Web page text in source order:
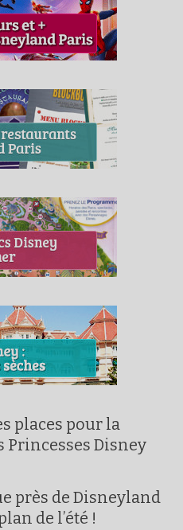
places pour la
Princesses Disney
près de Disneyland
de l’été !